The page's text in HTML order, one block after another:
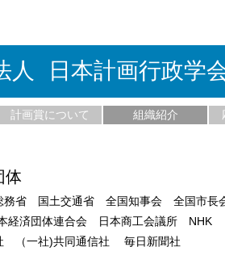
人 日本計画行政
計画賞について 組織紹介
体
省 国土交通省 全国知事会 全国市長
本経済団体連合会 日本商工会議所 NHK
（一社)共同通信社 毎日新聞社